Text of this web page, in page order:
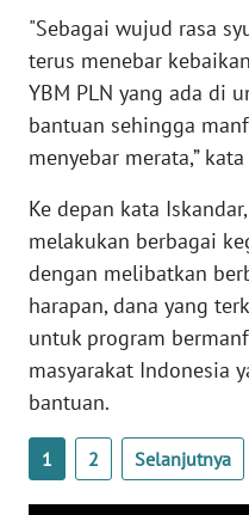
"Sebagai wujud rasa
terus menebar
YBM PLN yang ada di
bantuan sehingga
menyebar merata,”
Ke depan kata
melakukan berbagai
dengan melibatkan
harapan, dana yang
untuk program
masyarakat Indonesia
bantuan.
1 2 Selanjutnya
WN
JATIM
WN
BALI
WN
KALBAR
WN